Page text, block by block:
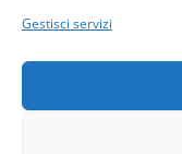
Gestisci servizi